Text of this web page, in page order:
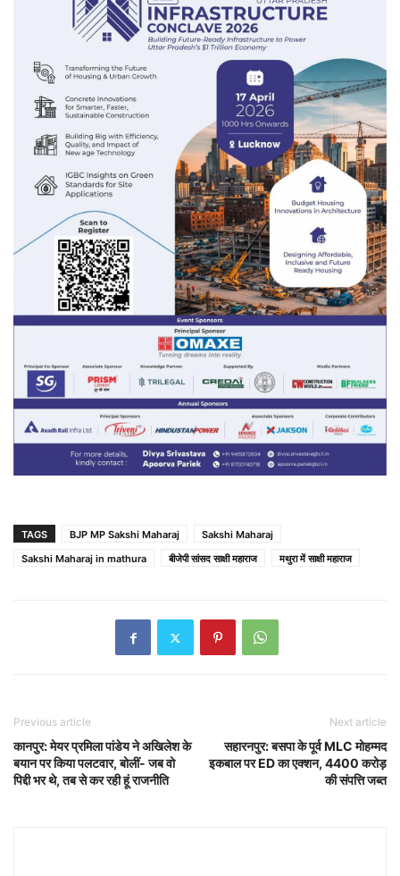
TAGS BJP MP Sakshi Maharaj
Sakshi Maharaj
Sakshi Maharaj in mathura
बीजेपी सांसद साक्षी महाराज मथुरा में साक्षी महाराज
Previous article
कानपुर: मेयर प्रमिला पांडेय ने अखिलेश के
बयान पर किया पलटवार, बोलीं- जब वो
पिद्दी भर थे, तब से कर रही हूं राजनीति
Next article
सहारनपुर: बसपा के पूर्व MLC मोहम्मद
इकबाल पर ED का एक्शन, 4400 करोड़
की संपत्ति जब्त